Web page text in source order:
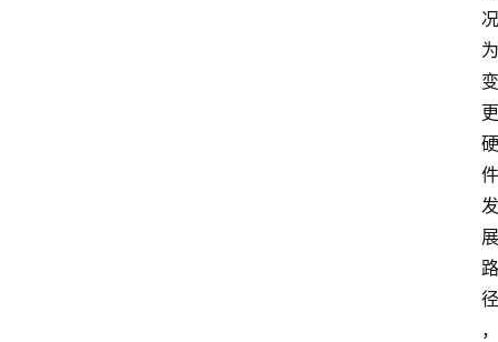
况
为
变
更
硬
件
发
展
路
径
，